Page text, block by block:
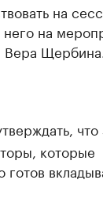
на
на
Вера Щербина.
что
которые